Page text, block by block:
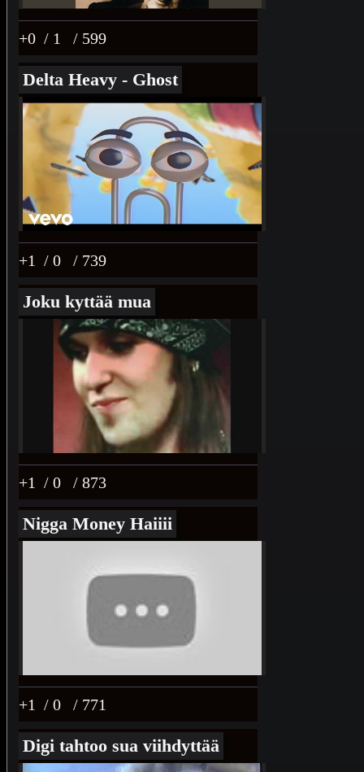
+0 / 1 / 599
Delta Heavy - Ghost
+1 / 0 / 739
Joku kyttää mua
+1 / 0 / 873
Nigga Money Haiiii
+1 / 0 / 771
Digi tahtoo sua viihdyttää